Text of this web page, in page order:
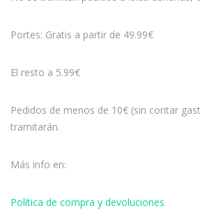
Portes: Gratis a partir de 49.99€
El resto a 5.99€
Pedidos de menos de 10€ (sin contar
tramitarán.
Más info en:
Política de compra y devoluciones